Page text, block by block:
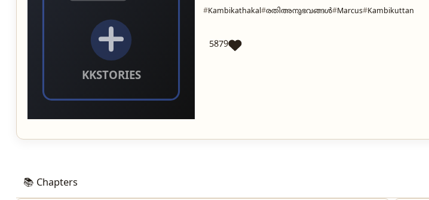
Kambikathakal രതിഅനുഭവങ്ങൾ Marcus Kambikuttan
5879
📚 Chapters